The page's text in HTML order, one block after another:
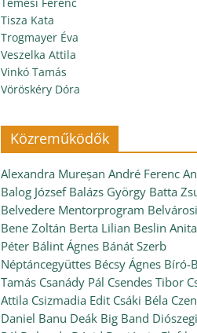
Tisza Kata
Trogmayer Éva
Veszelka Attila
Vinkó Tamás
Vöröskéry Dóra
Közreműködők
Alexandra Mureșan André Ferenc
Balog József Balázs György Batta
Belvedere Mentorprogram
Bene Zoltán Berta Lilian Beslin Anita
Péter Bálint Ágnes Bánát Szerb
Néptáncegyüttes Bécsy Ágnes Bíró-
Tamás Csanády Pál Csendes Tibor
Attila Csizmadia Edit Csáki Béla
Daniel Banu Deák Big Band